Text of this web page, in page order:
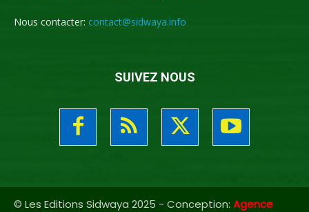
Nous contacter: contact@sidwaya.info
SUIVEZ NOUS
© Les Editions Sidwaya 2025 - Conception: Agence